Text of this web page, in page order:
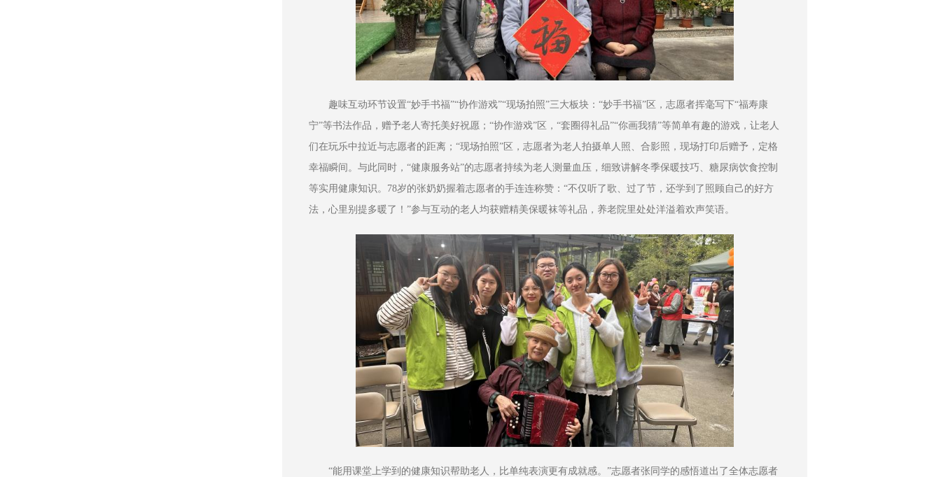
趣味互动环节设置“妙手书福”“协作游戏”“现场拍照”三大板块：“妙手书福”区，志愿者挥毫写下“福寿康
宁”等书法作品，赠予老人寄托美好祝愿；“协作游戏”区，“套圈得礼品”“你画我猜”等简单有趣的游戏，让老人
们在玩乐中拉近与志愿者的距离；“现场拍照”区，志愿者为老人拍摄单人照、合影照，现场打印后赠予，定格
幸福瞬间。与此同时，“健康服务站”的志愿者持续为老人测量血压，细致讲解冬季保暖技巧、糖尿病饮食控制
等实用健康知识。78岁的张奶奶握着志愿者的手连连称赞：“不仅听了歌、过了节，还学到了照顾自己的好方
法，心里别提多暖了！”参与互动的老人均获赠精美保暖袜等礼品，养老院里处处洋溢着欢声笑语。
“能用课堂上学到的健康知识帮助老人，比单纯表演更有成就感。”志愿者张同学的感悟道出了全体志愿者